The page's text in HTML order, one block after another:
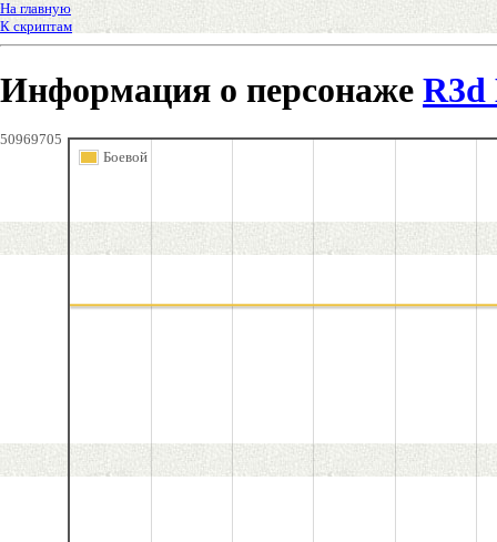
На главную
К скриптам
Информация о персонаже
50969705
Боевой